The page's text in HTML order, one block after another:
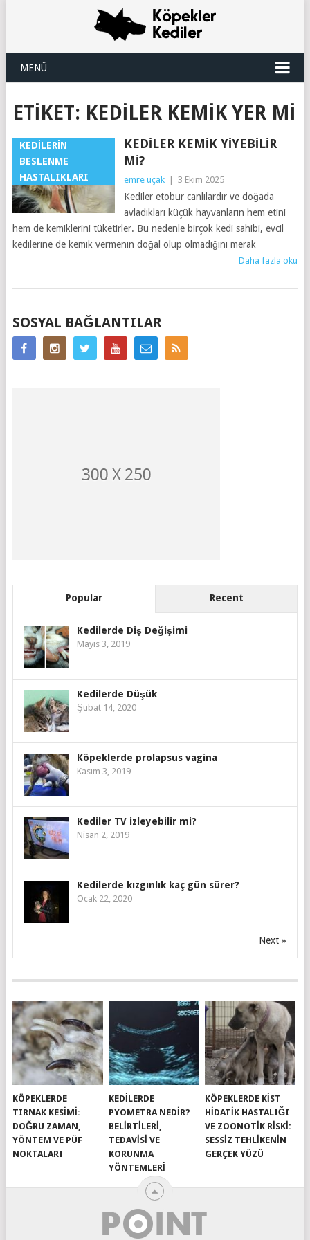
MENÜ
ETIKET: KEDILER KEMIK YER MI
KEDILERIN
BESLENME
HASTALIKLARI
KEDILER KEMIK YIYEBILIR
MI?
emre uçak 3 Ekim 2025
Kediler etobur canlılardır ve doğada
avladıkları küçük hayvanların hem etini
hem de kemiklerini tüketirler. Bu nedenle birçok kedi sahibi, evcil
kedilerine de kemik vermenin doğal olup olmadığını merak
Daha fazla oku
MESAJ
GEZINIMI
SOSYAL BAĞLANTILAR
Popular Recent
Kedilerde Diş Değişimi
Mayıs 3, 2019
Kedilerde Düşük
Şubat 14, 2020
Köpeklerde prolapsus vagina
Kasım 3, 2019
Kediler TV izleyebilir mi?
Nisan 2, 2019
Kedilerde kızgınlık kaç gün sürer?
Ocak 22, 2020
Next »
KÖPEKLERDE
TIRNAK KESIMI:
DOĞRU ZAMAN,
YÖNTEM VE PÜF
NOKTALARI
KEDILERDE
PYOMETRA NEDIR?
BELIRTILERI,
TEDAVISI VE
KORUNMA
YÖNTEMLERI
KÖPEKLERDE KIST
HIDATIK HASTALIĞI
VE ZOONOTIK RISKI:
SESSIZ TEHLIKENIN
GERÇEK YÜZÜ